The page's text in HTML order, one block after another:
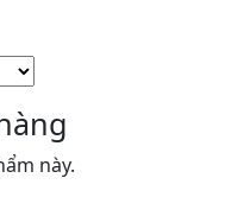
này.